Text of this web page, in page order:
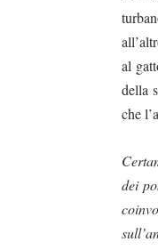
al
della
che
dei